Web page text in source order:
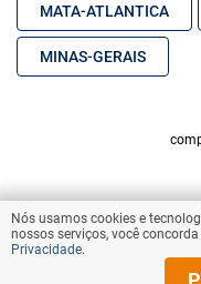
MATA-ATLANTICA
MINAS-GERAIS
© Copyright 2025 Diários
Nós usamos cookies e
nossos serviços, você
Privacidade.